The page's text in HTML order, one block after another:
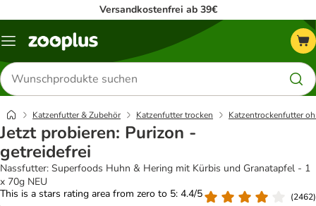
Versandkostenfrei ab 39€
Menü
Produkte
suchen
Katzenfutter & Zubehör Katzenfutter trocken Katzentrockenfutter
Jetzt probieren: Purizon -
getreidefrei
Nassfutter: Superfoods Huhn & Hering mit Kürbis und Granatapfel - 1
x 70g NEU
This is a stars rating area from zero to 5: 4.4/5
(2462)